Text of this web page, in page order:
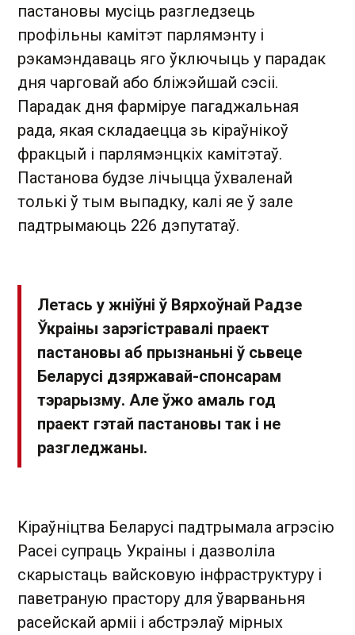
пастановы мусіць разгледзець
профільны камітэт парлямэнту і
рэкамэндаваць яго ўключыць у парадак
дня чарговай або бліжэйшай сэсіі.
Парадак дня фарміруе пагаджальная
рада, якая складаецца зь кіраўнікоў
фракцый і парлямэнцкіх камітэтаў.
Пастанова будзе лічыцца ўхваленай
толькі ў тым выпадку, калі яе ў зале
падтрымаюць 226 дэпутатаў.
Летась у жніўні ў Вярхоўнай Радзе
Ўкраіны зарэгістравалі праект
пастановы аб прызнаньні ў сьвеце
Беларусі дзяржавай-спонсарам
тэрарызму. Але ўжо амаль год
праект гэтай пастановы так і не
разгледжаны.
Кіраўніцтва Беларусі падтрымала агрэсію
Расеі супраць Украіны і дазволіла
скарыстаць вайсковую інфраструктуру і
паветраную прастору для ўварваньня
расейскай арміі і абстрэлаў мірных